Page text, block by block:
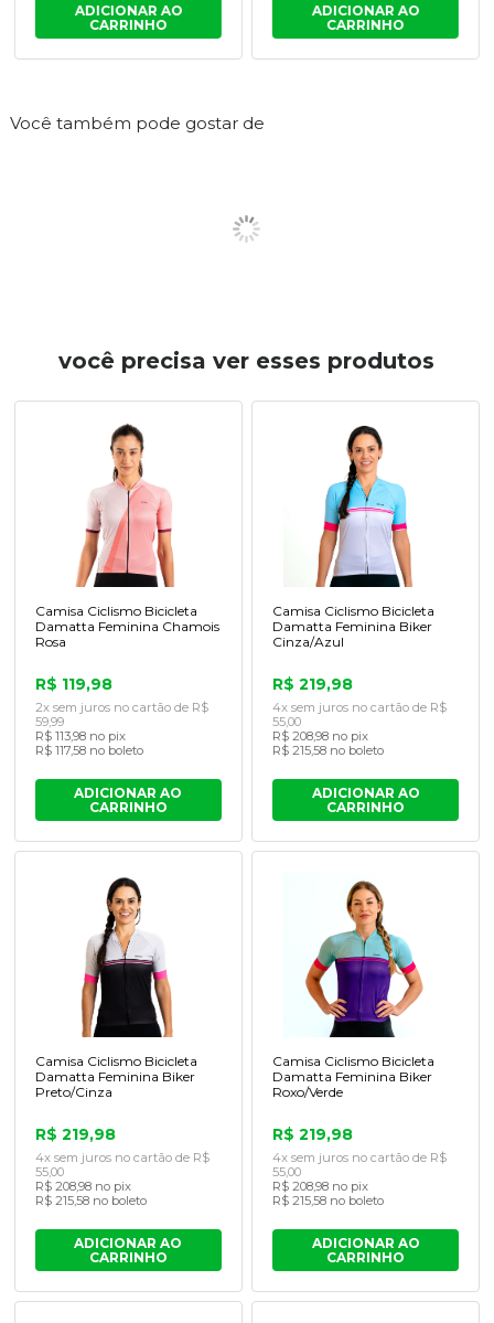
ADICIONAR AO
CARRINHO
ADICIONAR AO
CARRINHO
Você também pode gostar de
você precisa ver esses produtos
Camisa Ciclismo Bicicleta
Damatta Feminina Chamois
Rosa
R$ 119,98
2x sem juros no cartão de R$
59,99
R$ 113,98 no pix
R$ 117,58 no boleto
ADICIONAR AO
CARRINHO
Camisa Ciclismo Bicicleta
Damatta Feminina Biker
Cinza/Azul
R$ 219,98
4x sem juros no cartão de R$
55,00
R$ 208,98 no pix
R$ 215,58 no boleto
ADICIONAR AO
CARRINHO
Camisa Ciclismo Bicicleta
Damatta Feminina Biker
Preto/Cinza
R$ 219,98
4x sem juros no cartão de R$
55,00
R$ 208,98 no pix
R$ 215,58 no boleto
ADICIONAR AO
CARRINHO
Camisa Ciclismo Bicicleta
Damatta Feminina Biker
Roxo/Verde
R$ 219,98
4x sem juros no cartão de R$
55,00
R$ 208,98 no pix
R$ 215,58 no boleto
ADICIONAR AO
CARRINHO